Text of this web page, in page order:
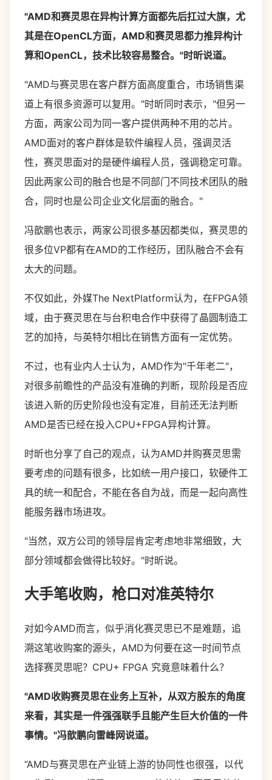
"AMD和赛灵思在异构计算方面都先后扛过大旗，尤
其是在OpenCL方面，AMD和赛灵思都力推异构计
算和OpenCL，技术比较容易整合。"时昕说道。
"AMD与赛灵思在客户群方面高度重合，市场销售渠
道上有很多资源可以复用。"时昕同时表示，"但另一
方面，两家公司为同一客户提供两种不用的芯片。
AMD面对的客户群体是软件编程人员，强调灵活
性，赛灵思面对的是硬件编程人员，强调稳定可靠。
因此两家公司的融合也是不同部门不同技术团队的融
合，同时也是公司企业文化层面的融合。"
冯歆鹏也表示，两家公司很多基因都类似，赛灵思的
很多位VP都有在AMD的工作经历，团队融合不会有
太大的问题。
不仅如此，外媒The NextPlatform认为，在FPGA领
域，由于赛灵思在与台积电合作中获得了晶圆制造工
艺的加持，与英特尔相比在销售方面有一定优势。
不过，也有业内人士认为，AMD作为"千年老二"，
对很多前瞻性的产品没有准确的判断，现阶段是否应
该进入新的历史阶段也没有定准，目前还无法判断
AMD是否已经在投入CPU+FPGA异构计算。
时昕也分享了自己的观点，认为AMD并购赛灵思需
要考虑的问题有很多，比如统一用户接口，软硬件工
具的统一和配合，不能在各自为战，而是一起向高性
能服务器市场进攻。
"当然，双方公司的领导层肯定考虑地非常细致，大
部分领域都会做得比较好。"时昕说。
大手笔收购，枪口对准英特尔
对如今AMD而言，似乎消化赛灵思已不是难题，追
溯这笔收购案的源头，AMD为何要在这一时间节点
选择赛灵思呢？CPU+ FPGA 究竟意味着什么？
"AMD收购赛灵思在业务上互补，从双方股东的角度
来看，其实是一件强强联手且能产生巨大价值的一件
事情。"冯歆鹏向雷峰网说道。
“AMD与赛灵思在产业链上游的协同性也很强，以代